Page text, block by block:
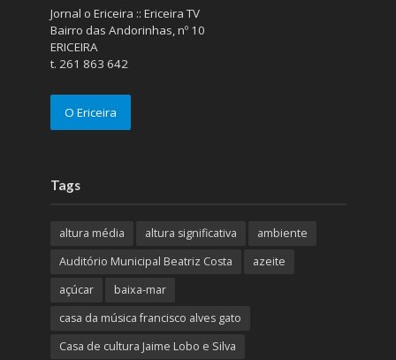
Jornal o Ericeira :: Ericeira TV
Bairro das Andorinhas, nº 10
ERICEIRA
t. 261 863 642
O Ericeira
Tags
altura média altura significativa
ambiente
Auditório Municipal Beatriz Costa
azeite
açúcar
baixa-mar
casa da música francisco alves gato
Casa de cultura Jaime Lobo e Silva